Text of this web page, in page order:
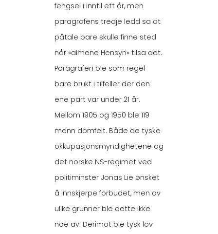
fengsel i inntil ett år, men
paragrafens tredje ledd sa at
påtale bare skulle finne sted
når «almene Hensyn» tilsa det.
Paragrafen ble som regel
bare brukt i tilfeller der den
ene part var under 21 år.
Mellom 1905 og 1950 ble 119
menn domfelt. Både de tyske
okkupasjonsmyndighetene og
det norske NS-regimet ved
politiminster Jonas Lie ønsket
å innskjerpe forbudet, men av
ulike grunner ble dette ikke
noe av. Derimot ble tysk lov